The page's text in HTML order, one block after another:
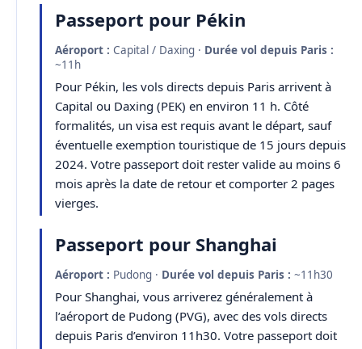
Passeport pour Pékin
Aéroport : Capital / Daxing · Durée vol depuis Paris :
~11h
Pour Pékin, les vols directs depuis Paris arrivent à
Capital ou Daxing (PEK) en environ 11 h. Côté
formalités, un visa est requis avant le départ, sauf
éventuelle exemption touristique de 15 jours depuis
2024. Votre passeport doit rester valide au moins 6
mois après la date de retour et comporter 2 pages
vierges.
Passeport pour Shanghai
Aéroport : Pudong · Durée vol depuis Paris : ~11h30
Pour Shanghai, vous arriverez généralement à
l’aéroport de Pudong (PVG), avec des vols directs
depuis Paris d’environ 11h30. Votre passeport doit